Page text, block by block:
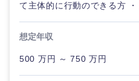
て主体的に行動のできる方 ・
想定年収
500 万円 ～ 750 万円